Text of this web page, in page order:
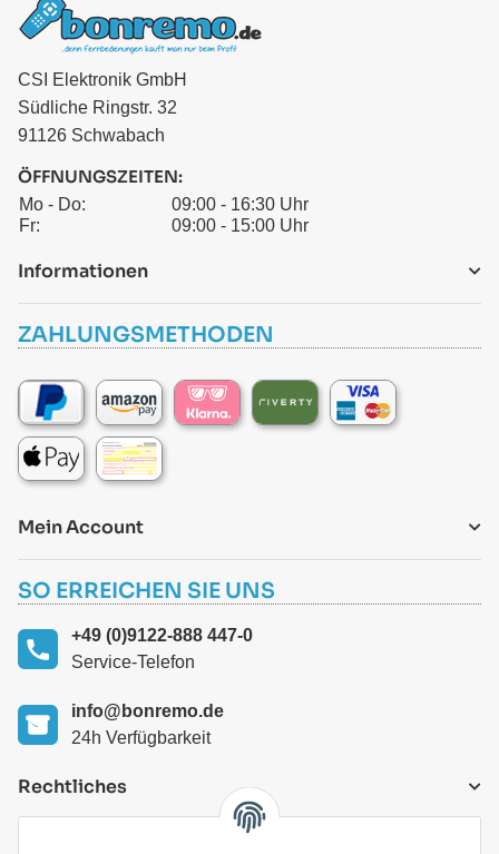
CSI Elektronik GmbH
Südliche Ringstr. 32
91126 Schwabach
ÖFFNUNGSZEITEN:
Mo - Do:
09:00 - 16:30 Uhr
Fr:
09:00 - 15:00 Uhr
Informationen
ZAHLUNGSMETHODEN
Mein Account
SO ERREICHEN SIE UNS
+49 (0)9122-888 447-0
Service-Telefon
info@bonremo.de
24h Verfügbarkeit
Rechtliches